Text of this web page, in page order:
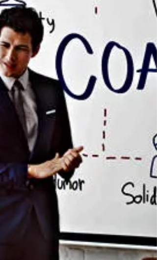
líderes pueden construir empleabilidad,
fidelización y equipos sólidos invirtiendo en
desarrollo, anticipación y cultura
organizacional.